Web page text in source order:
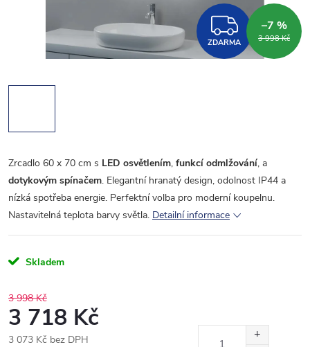
ZDARMA 3 998 Kč
–7 %
Zrcadlo 60 x 70 cm s LED osvětlením, funkcí odmlžování, a
dotykovým spínačem. Elegantní hranatý design, odolnost IP44 a
nízká spotřeba energie. Perfektní volba pro moderní koupelnu.
Nastavitelná teplota barvy světla. Detailní informace
Skladem
3 998 Kč
3 718 Kč
3 073 Kč bez DPH